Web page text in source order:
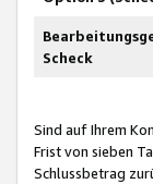
Scheck
Sind auf Ihrem
Frist von sieben
Schlussbetrag